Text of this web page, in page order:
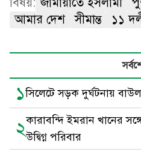
আমার দেশ
সীমান্ত ১১
১সিলেটে সড়ক দুর্ঘটনায়
২কারাবন্দি ইমরান খানের
উদ্বিগ্ন পরিবার